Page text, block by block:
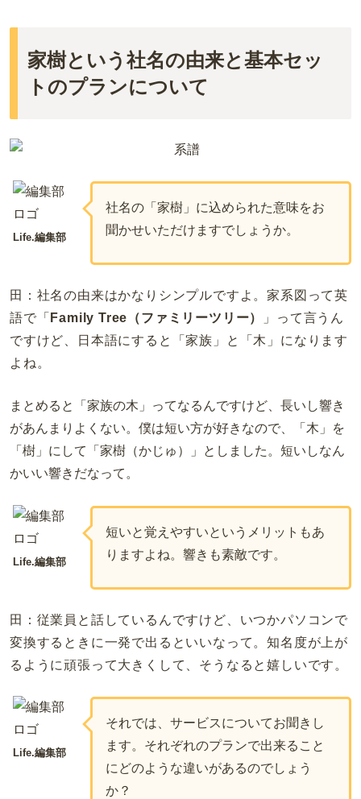
家樹という社名の由来と基本セッ
トのプランについて
Life.編集部
社名の「家樹」に込められた意味をお
聞かせいただけますでしょうか。
田：社名の由来はかなりシンプルですよ。家系図って英
語で「 Family Tree（ファミリーツリー）
」って言うん
ですけど、日本語にすると「家族」と「木」になります
よね。
まとめると「家族の木」ってなるんですけど、長いし響き
があんまりよくない。僕は短い方が好きなので、「木」を
「樹」にして「家樹（かじゅ）」としました。 短いしなん
かいい響きだなって。
Life.編集部
短いと覚えやすいというメリットもあ
りますよね。響きも素敵です。
田：従業員と話しているんですけど、いつかパソコンで
変換するときに一発で出るといいなって。知名度が上が
るように頑張って大きくして、そうなると嬉しいです。
Life.編集部
それでは、サービスについてお聞きし
ます。それぞれのプランで出来ること
にどのような違いがあるのでしょう
か？